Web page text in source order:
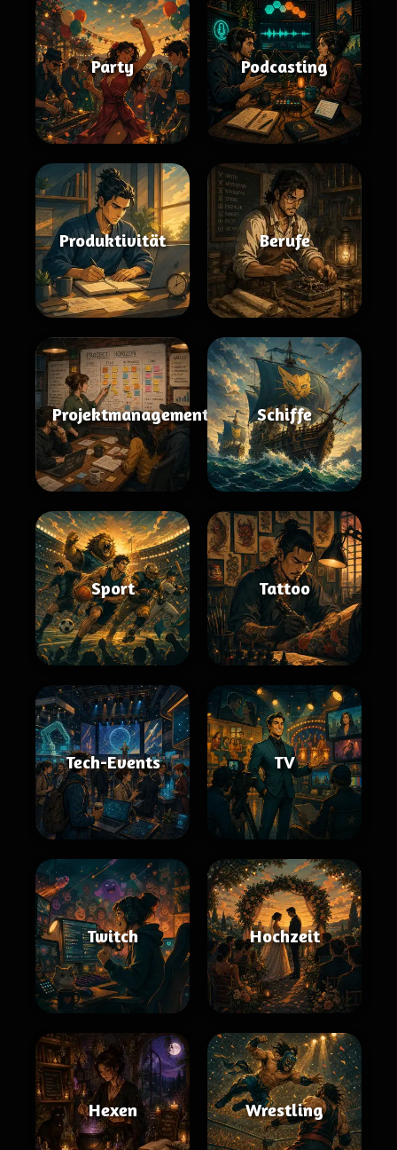
Party Podcasting
Produktivität Berufe
Projektmanagement Schiffe
Sport Tattoo
Tech-Events TV
Twitch Hochzeit
Hexen Wrestling